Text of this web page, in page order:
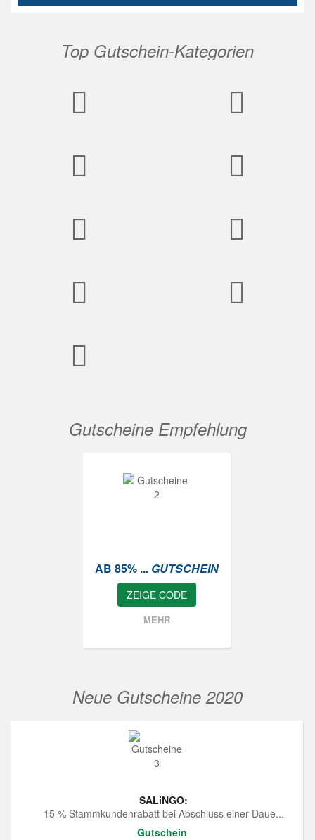
Top Gutschein-Kategorien
Gutscheine Empfehlung
AB 85% ... GUTSCHEIN
ZEIGE CODE
MEHR
Neue Gutscheine 2020
SALiNGO:
15 % Stammkundenrabatt bei Abschluss einer Daue...
Gutschein